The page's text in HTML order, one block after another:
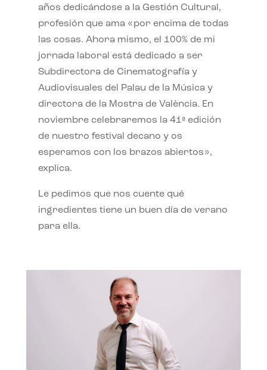
años dedicándose a la Gestión Cultural,
profesión que ama «por encima de todas
las cosas. Ahora mismo, el 100% de mi
jornada laboral está dedicado a ser
Subdirectora de Cinematografía y
Audiovisuales del Palau de la Música y
directora de la Mostra de València. En
noviembre celebraremos la 41ª edición
de nuestro festival decano y os
esperamos con los brazos abiertos»,
explica.
Le pedimos que nos cuente qué
ingredientes tiene un buen día de verano
para ella.